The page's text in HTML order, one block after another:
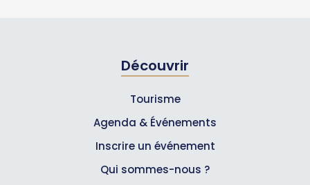
Découvrir
Tourisme
Agenda & Événements
Inscrire un événement
Qui sommes-nous ?